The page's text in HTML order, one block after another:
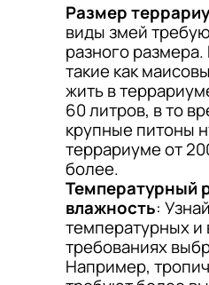
Размер
виды змей
разного
такие как
жить в
60 литров, в то
крупные питоны
террариуме от
более.
Температурный
влажность:
температурных
требованиях
Например,